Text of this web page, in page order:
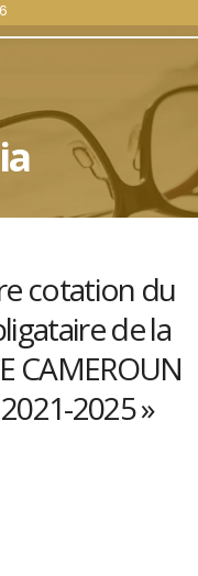
cotation du
de la
CAMEROUN
2025 »